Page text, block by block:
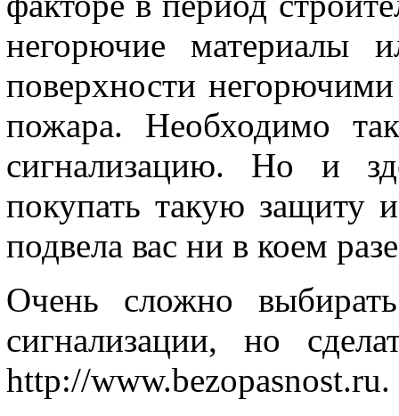
негорючие материалы
поверхности
пожара. Необходимо
сигнализацию. Но и
покупать такую защиту
подвела вас ни в коем
Очень сложно
сигнализации, но
http://